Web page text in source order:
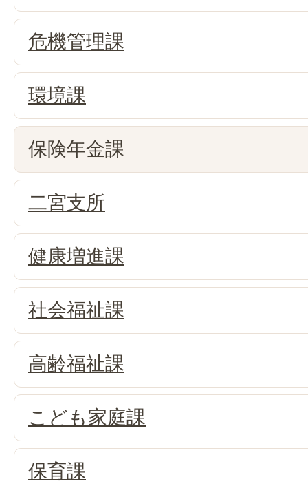
危機管理課
環境課
保険年金課
二宮支所
健康増進課
社会福祉課
高齢福祉課
こども家庭課
保育課